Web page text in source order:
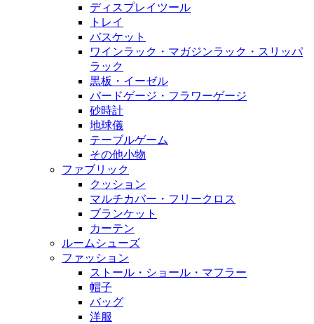
ディスプレイツール
トレイ
バスケット
ワインラック・マガジンラック・スリッパ
ラック
黒板・イーゼル
バードゲージ・フラワーゲージ
砂時計
地球儀
テーブルゲーム
その他小物
ファブリック
クッション
マルチカバー・フリークロス
ブランケット
カーテン
ルームシューズ
ファッション
ストール・ショール・マフラー
帽子
バッグ
洋服